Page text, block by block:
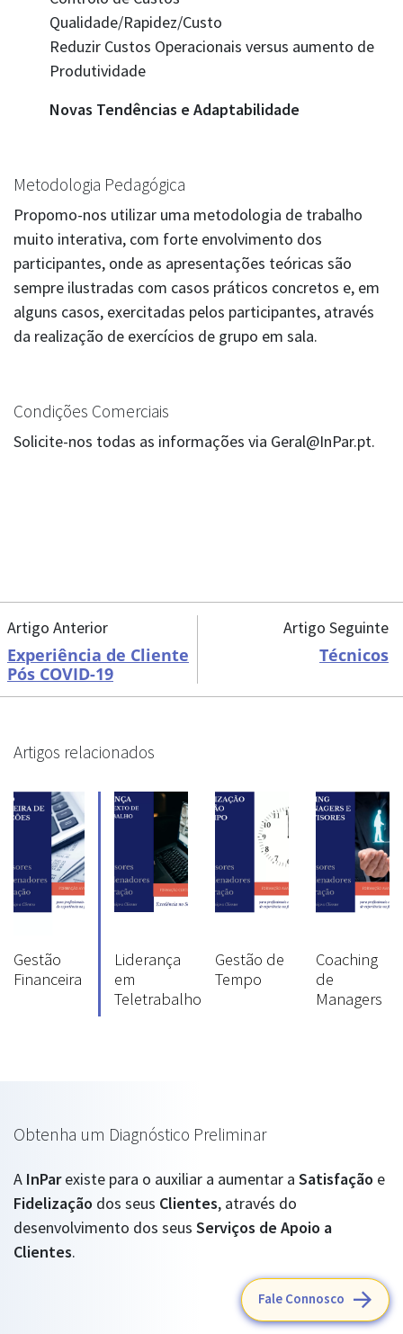
Qualidade/Rapidez/Custo
Reduzir Custos Operacionais versus aumento de
Produtividade
Novas Tendências e Adaptabilidade
Metodologia Pedagógica
Propomo-nos utilizar uma metodologia de trabalho
muito interativa, com forte envolvimento dos
participantes, onde as apresentações teóricas são
sempre ilustradas com casos práticos concretos e, em
alguns casos, exercitadas pelos participantes, através
da realização de exercícios de grupo em sala.
Condições Comerciais
Solicite-nos todas as informações via Geral@InPar.pt.
Artigo Anterior
Experiência de Cliente
Pós COVID-19
Artigo Seguinte
Técnicos
Artigos relacionados
Gestão
Financeira
Liderança
em
Teletrabalho
Gestão de
Tempo
Coaching
de
Managers
Obtenha um Diagnóstico Preliminar
A InParexiste para o auxiliar a aumentar a Satisfação e
Fidelização dos seus Clientes, através do
desenvolvimento dos seus Serviços de Apoio a
Clientes.
Fale Connosco